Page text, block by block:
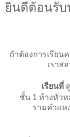
ยินดีต้อนรับ
ถ้าต้องการเรียน
เราส
เรียนที่
ชั้น 1 ห้างหัว
รามคำแห